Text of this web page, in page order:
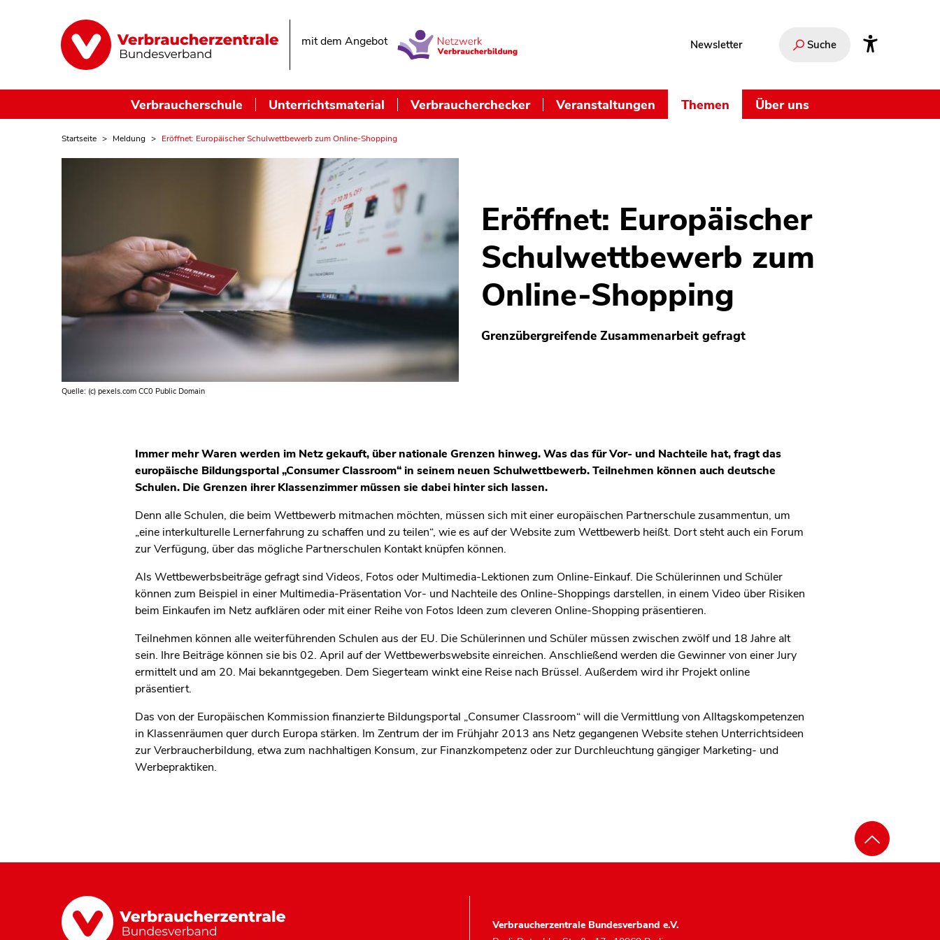
mit dem Angebot Newsletter Suche
Verbraucherschule Unterrichtsmaterial Verbraucherchecker Veranstaltungen Themen Über uns
Startseite Meldung Eröffnet: Europäischer Schulwettbewerb zum Online-Shopping
Quelle: (c) pexels.com CC0 Public Domain
Eröffnet: Europäischer
Schulwettbewerb zum
Online-Shopping
Grenzübergreifende Zusammenarbeit gefragt
Immer mehr Waren werden im Netz gekauft, über nationale Grenzen hinweg. Was das für Vor- und Nachteile hat, fragt das
europäische Bildungsportal „Consumer Classroom“ in seinem neuen Schulwettbewerb. Teilnehmen können auch deutsche
Schulen. Die Grenzen ihrer Klassenzimmer müssen sie dabei hinter sich lassen.
Denn alle Schulen, die beim Wettbewerb mitmachen möchten, müssen sich mit einer europäischen Partnerschule zusammentun, um
„eine interkulturelle Lernerfahrung zu schaffen und zu teilen“, wie es auf der Website zum Wettbewerb heißt. Dort steht auch ein Forum
zur Verfügung, über das mögliche Partnerschulen Kontakt knüpfen können.
Als Wettbewerbsbeiträge gefragt sind Videos, Fotos oder Multimedia-Lektionen zum Online-Einkauf. Die Schülerinnen und Schüler
können zum Beispiel in einer Multimedia-Präsentation Vor- und Nachteile des Online-Shoppings darstellen, in einem Video über Risiken
beim Einkaufen im Netz aufklären oder mit einer Reihe von Fotos Ideen zum cleveren Online-Shopping präsentieren.
Teilnehmen können alle weiterführenden Schulen aus der EU. Die Schülerinnen und Schüler müssen zwischen zwölf und 18 Jahre alt
sein. Ihre Beiträge können sie bis 02. April auf der Wettbewerbswebsite einreichen. Anschließend werden die Gewinner von einer Jury
ermittelt und am 20. Mai bekanntgegeben. Dem Siegerteam winkt eine Reise nach Brüssel. Außerdem wird ihr Projekt online
präsentiert.
Das von der Europäischen Kommission finanzierte Bildungsportal „Consumer Classroom“ will die Vermittlung von Alltagskompetenzen
in Klassenräumen quer durch Europa stärken. Im Zentrum der im Frühjahr 2013 ans Netz gegangenen Website stehen Unterrichtsideen
zur Verbraucherbildung, etwa zum nachhaltigen Konsum, zur Finanzkompetenz oder zur Durchleuchtung gängiger Marketing- und
Werbepraktiken.
Verbraucherzentrale Bundesverband e.V.